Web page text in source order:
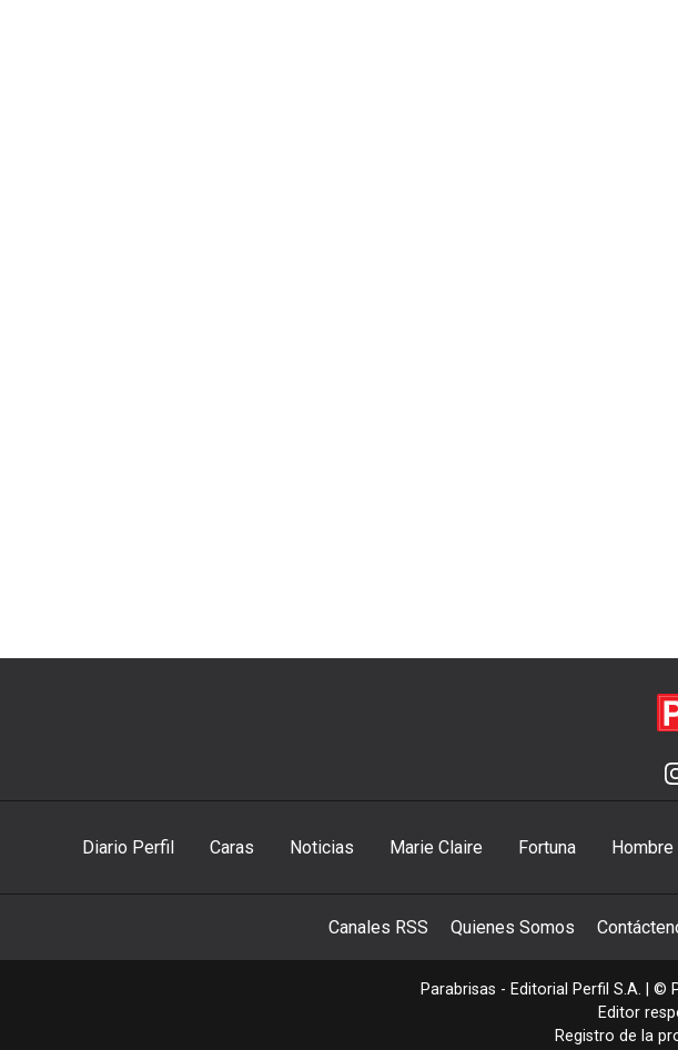
Diario Perfil Caras Noticias Marie Claire Fortuna Hombre
Canales RSS Quienes Somos
Parabrisas - Editorial Perfil S.A. | ©
Editor
Registro de la